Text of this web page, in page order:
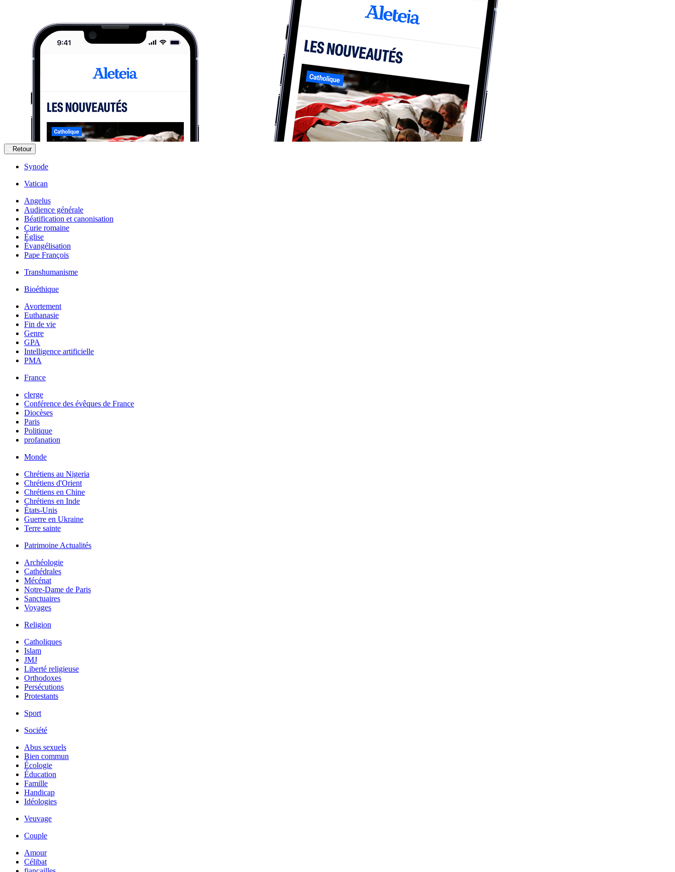
Retour
Synode
Vatican
Angelus
Audience générale
Béatification et canonisation
Curie romaine
Église
Évangélisation
Pape François
Transhumanisme
Bioéthique
Avortement
Euthanasie
Fin de vie
Genre
GPA
Intelligence artificielle
PMA
France
clerge
Conférence des évêques de France
Diocèses
Paris
Politique
profanation
Monde
Chrétiens au Nigeria
Chrétiens d'Orient
Chrétiens en Chine
Chrétiens en Inde
États-Unis
Guerre en Ukraine
Terre sainte
Patrimoine Actualités
Archéologie
Cathédrales
Mécénat
Notre-Dame de Paris
Sanctuaires
Voyages
Religion
Catholiques
Islam
JMJ
Liberté religieuse
Orthodoxes
Persécutions
Protestants
Sport
Société
Abus sexuels
Bien commun
Écologie
Éducation
Famille
Handicap
Idéologies
Veuvage
Couple
Amour
Célibat